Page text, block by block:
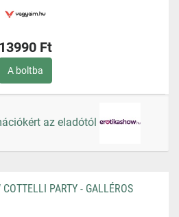
13990 Ft
A boltba
az eladótól
PARTY - GALLÉROS